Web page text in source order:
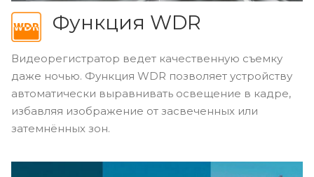
Функция WDR
Видеорегистратор ведет качественную съемку
даже ночью. Функция WDR позволяет устройству
автоматически выравнивать освещение в кадре,
избавляя изображение от засвеченных или
затемнённых зон.